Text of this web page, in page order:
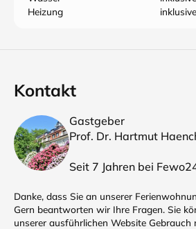
Heizung
inklusive
Kontakt
Gastgeber
Prof. Dr. Hartmut
Seit 7 Jahren bei
Danke, dass Sie an unserer
Gern beantworten wir Ihre Fragen. Sie
unserer ausführlichen Website Gebrauch